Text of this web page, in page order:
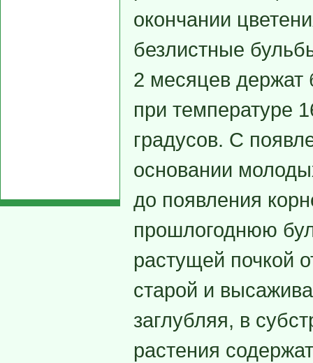
окончании
безлистные
2 месяцев держат
при температуре
градусов. С
основании
до появления
прошлогоднюю
растущей почкой
старой и
заглубляя, в
растения